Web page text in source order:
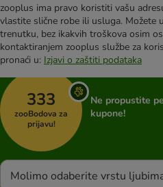
zooplus ima pravo koristiti vašu
vlastite slične robe ili usluga. Možete
trenutku, bez ikakvih troškova osim
kontaktiranjem zooplus službe za
pronaći u: Izjavi o zaštiti podataka
333
zooBodova za
prijavu!
Ne propustite
kupone!
Molimo odaberite vrstu